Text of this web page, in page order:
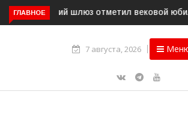
ГЛАВНОЕ
МВЦ «Пятнадцатый элемент» приглашает
7 августа, 2026